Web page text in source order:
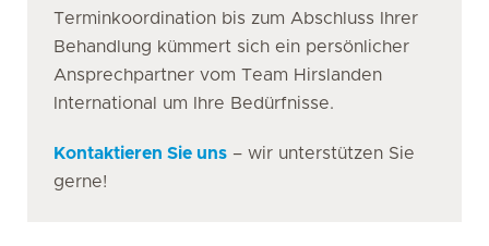
Terminkoordination bis zum Abschluss Ihrer
Behandlung kümmert sich ein persönlicher
Ansprechpartner vom Team Hirslanden
International um Ihre Bedürfnisse.
Kontaktieren Sie uns – wir unterstützen Sie
gerne!